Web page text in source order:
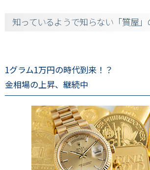
知っているようで知らない「質屋
1グラム1万円の時代到来！？
金相場の上昇、継続中